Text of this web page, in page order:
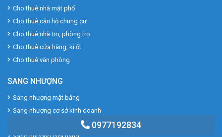
0977192834
Cho thuê nhà mặt phố
Cho thuê căn hộ chung cư
Cho thuê nhà trọ, phòng trọ
Cho thuê cửa hàng, ki ốt
Cho thuê văn phòng
SANG NHƯỢNG
Sang nhượng mặt bằng
Sang nhượng cơ sở kinh doanh
Sang nhượng cơ sở sản xuất